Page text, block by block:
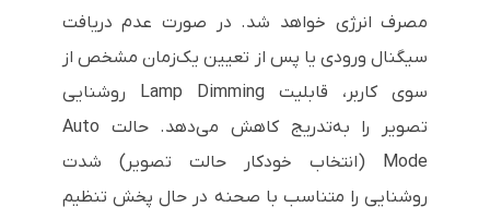
مصرف انرژی خواهد شد. در صورت عدم دریافت
سیگنال ورودی یا پس از تعیین یک‌زمان مشخص از
سوی کاربر، قابلیتLamp Dimming روشنایی
تصویر را به‌تدریج کاهش می‌دهد. حالت Auto
Mode (انتخاب خودکار حالت تصویر) شدت
روشنایی را متناسب با صحنه در حال پخش تنظیم